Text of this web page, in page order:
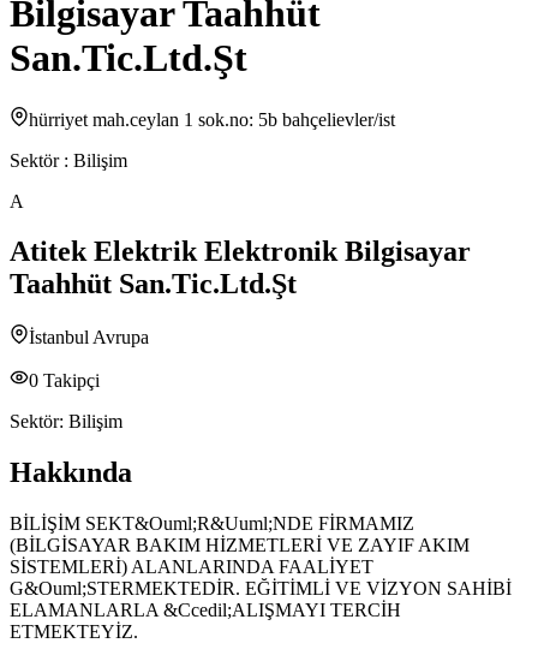
Bilgisayar Taahhüt
San.Tic.Ltd.Şt
hürriyet mah.ceylan 1 sok.no: 5b bahçelievler/ist
Sektör : Bilişim
A
Atitek Elektrik Elektronik Bilgisayar
Taahhüt San.Tic.Ltd.Şt
İstanbul Avrupa
0 Takipçi
Sektör: Bilişim
Hakkında
BİLİŞİM SEKT&Ouml;R&Uuml;NDE FİRMAMIZ
(BİLGİSAYAR BAKIM HİZMETLERİ VE ZAYIF AKIM
SİSTEMLERİ) ALANLARINDA FAALİYET
G&Ouml;STERMEKTEDİR. EĞİTİMLİ VE VİZYON SAHİBİ
ELAMANLARLA &Ccedil;ALIŞMAYI TERCİH
ETMEKTEYİZ.